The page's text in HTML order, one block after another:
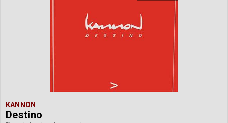
KANNON
Destino